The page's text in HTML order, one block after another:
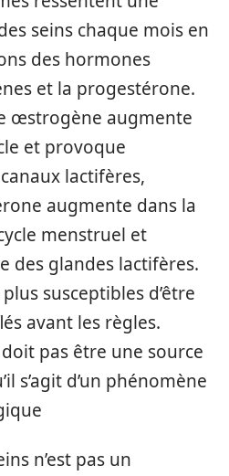
seins chaque mois en
des hormones
et la progestérone.
œstrogène augmente
et provoque
lactifères,
augmente dans la
menstruel et
des glandes lactifères.
susceptibles d’être
avant les règles.
pas être une source
s’agit d’un phénomène
n’est pas un